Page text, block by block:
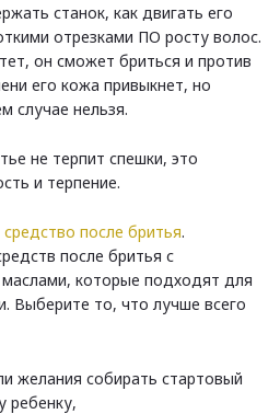
станок, как двигать его
отрезками ПО росту волос.
он сможет бриться и против
его кожа привыкнет, но
случае нельзя.
не терпит спешки, это
и терпение.
средство после бритья.
после бритья с
которые подходят для
Выберите то, что лучше всего
желания собирать стартовый
ребенку,